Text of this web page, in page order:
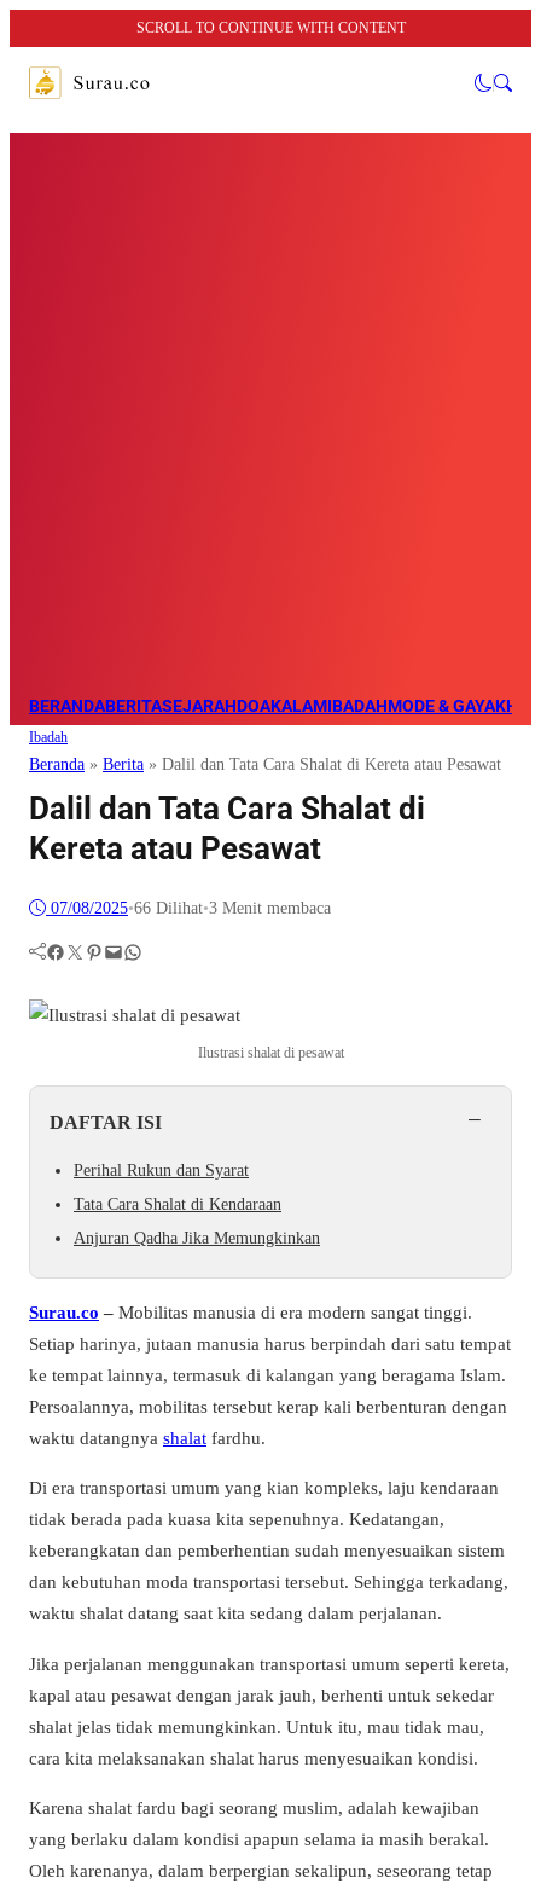
SCROLL TO CONTINUE WITH CONTENT
BERANDABERITASEJARAHDOAKALAMIBADAHMODE & GAYA
Ibadah
Beranda » Berita » Dalil dan Tata Cara Shalat di Kereta atau Pesawat
Dalil dan Tata Cara Shalat di
Kereta atau Pesawat
07/08/2025•66 Dilihat•3 Menit membaca
Facebook Twitter Pinterest Mail WhatsApp
Ilustrasi shalat di pesawat
DAFTAR ISI −
Perihal Rukun dan Syarat
Tata Cara Shalat di Kendaraan
Anjuran Qadha Jika Memungkinkan
Surau.co – Mobilitas manusia di era modern sangat tinggi.
Setiap harinya, jutaan manusia harus berpindah dari satu tempat
ke tempat lainnya, termasuk di kalangan yang beragama Islam.
Persoalannya, mobilitas tersebut kerap kali berbenturan dengan
waktu datangnya shalat fardhu.
Di era transportasi umum yang kian kompleks, laju kendaraan
tidak berada pada kuasa kita sepenuhnya. Kedatangan,
keberangkatan dan pemberhentian sudah menyesuaikan sistem
dan kebutuhan moda transportasi tersebut. Sehingga terkadang,
waktu shalat datang saat kita sedang dalam perjalanan.
Jika perjalanan menggunakan transportasi umum seperti kereta,
kapal atau pesawat dengan jarak jauh, berhenti untuk sekedar
shalat jelas tidak memungkinkan. Untuk itu, mau tidak mau,
cara kita melaksanakan shalat harus menyesuaikan kondisi.
Karena shalat fardu bagi seorang muslim, adalah kewajiban
yang berlaku dalam kondisi apapun selama ia masih berakal.
Oleh karenanya, dalam berpergian sekalipun, seseorang tetap